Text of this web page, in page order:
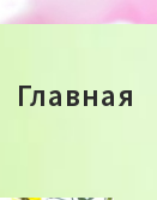
Главная